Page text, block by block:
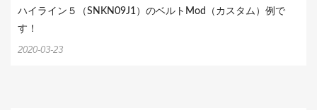
ハイライン５（SNKN09J1）のベルトMod（カスタム）例で
す！
2020-03-23